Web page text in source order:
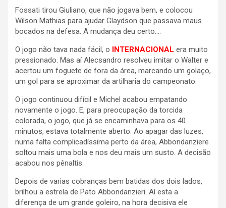
Fossati tirou Giuliano, que não jogava bem, e colocou
Wilson Mathias para ajudar Glaydson que passava maus
bocados na defesa. A mudança deu certo….
O jogo não tava nada fácil, o INTERNACIONAL era muito
pressionado. Mas aí Alecsandro resolveu imitar o Walter e
acertou um foguete de fora da área, marcando um golaço,
um gol para se aproximar da artilharia do campeonato.
O jogo continuou difícil e Michel acabou empatando
novamente o jogo. E, para preocupação da torcida
colorada, o jogo, que já se encaminhava para os 40
minutos, estava totalmente aberto. Ao apagar das luzes,
numa falta complicadíssima perto da área, Abbondanziere
soltou mais uma bola e nos deu mais um susto. A decisão
acabou nos pênaltis.
Depois de varias cobranças bem batidas dos dois lados,
brilhou a estrela de Pato Abbondanzieri. Aí esta a
diferença de um grande goleiro, na hora decisiva ele